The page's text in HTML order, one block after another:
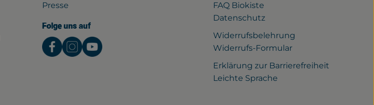
Presse
Folge uns auf
Externer Link zu https://www.facebook.com/gutwilhelmsdorf/
Externer Link zu https://www.instagram.com/gutwilhelmsdorf
Externer Link zu https://www.youtube.com/watch?v=rQ_nqJaXE1Y
FAQ Biokiste
Datenschutz
Widerrufsbelehrung
Widerrufs-Formular
Erklärung zur Barrierefreiheit
Leichte Sprache